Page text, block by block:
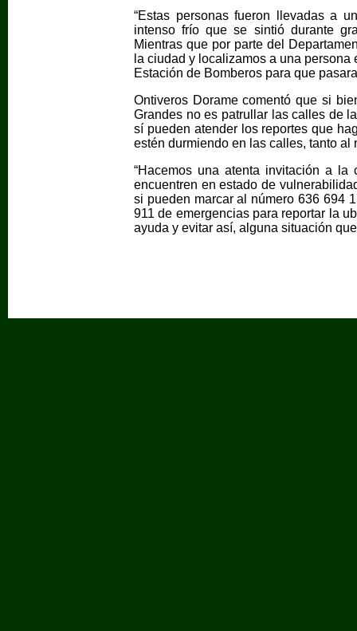
“Estas personas fueron llevadas a
intenso frío que se sintió durante
Mientras que por parte del
la ciudad y localizamos a una
Estación de Bomberos para que
Ontiveros Dorame comentó que si
Grandes no es patrullar las calles de
sí pueden atender los reportes que
estén durmiendo en las calles, tanto
“Hacemos una atenta invitación a
encuentren en estado de
si pueden marcar al número 636 694
911 de emergencias para reportar la
ayuda y evitar así, alguna situación